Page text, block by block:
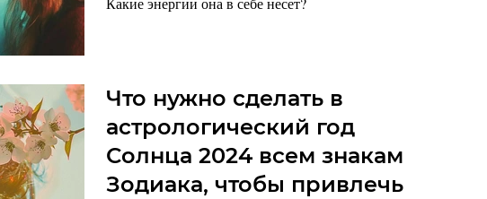
Что нужно сделать в
астрологический год
Солнца 2024 всем знакам
Зодиака, чтобы привлечь